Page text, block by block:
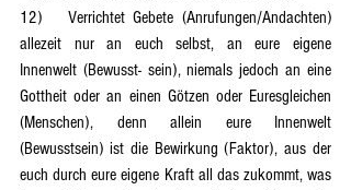
12)	Verrichtet Gebete (Anrufungen/Andachten)
allezeit nur an euch selbst, an eure eigene
Innenwelt (Bewusst- sein), niemals jedoch an eine
Gottheit oder an einen Götzen oder Euresgleichen
(Menschen), denn allein eure Innenwelt
(Bewusstsein) ist die Bewirkung (Faktor), aus der
euch durch eure eigene Kraft all das zukommt, was